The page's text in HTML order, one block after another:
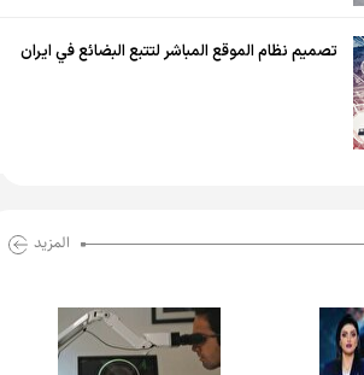
تصميم نظام الموقع المباشر لتتبع البضائع في ايران
المزید